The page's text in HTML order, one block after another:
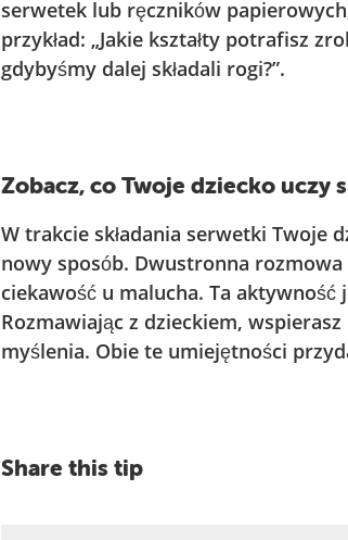
serwetek lub ręczników
przykład: „Jakie kształty potrafisz
gdybyśmy dalej składali rogi?”.
Zobacz, co Twoje dziecko uczy
W trakcie składania serwetki Twoje
nowy sposób. Dwustronna
ciekawość u malucha. Ta aktywność
Rozmawiając z dzieckiem,
myślenia. Obie te umiejętności
Share this tip